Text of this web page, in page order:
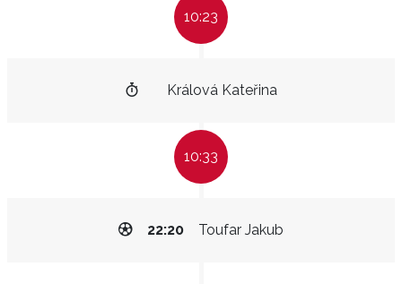
10:23
Králová Kateřina
10:33
Toufar Jakub
22:20